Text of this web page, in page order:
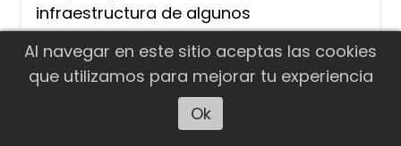
infraestructura de algunos
establecimientos educativos, que
afectaron el normal desarrollo de las
clases durante el reinicio del ciclo
Al navegar en este sitio aceptas las cookies
que utilizamos para mejorar tu experiencia
Ok